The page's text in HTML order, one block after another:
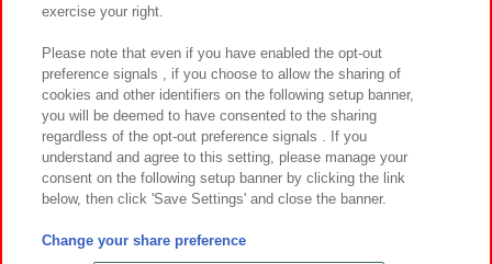
お取引先さまとともに
カスタマーハラスメント対応方針 よくあるご質問・お問い合わせ
©Bandai Namco Amusement Inc.
©Bandai Namco Amusement Lab Inc.
exercise your right.
Please note that even if you have enabled the opt-out
preference signals , if you choose to allow the sharing of
cookies and other identifiers on the following setup banner,
you will be deemed to have consented to the sharing
regardless of the opt-out preference signals . If you
understand and agree to this setting, please manage your
consent on the following setup banner by clicking the link
below, then click 'Save Settings' and close the banner.
Change your share preference